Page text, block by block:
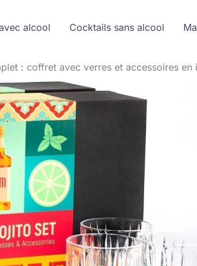
alcool Cocktails sans alcool
: coffret avec verres et accessoires en